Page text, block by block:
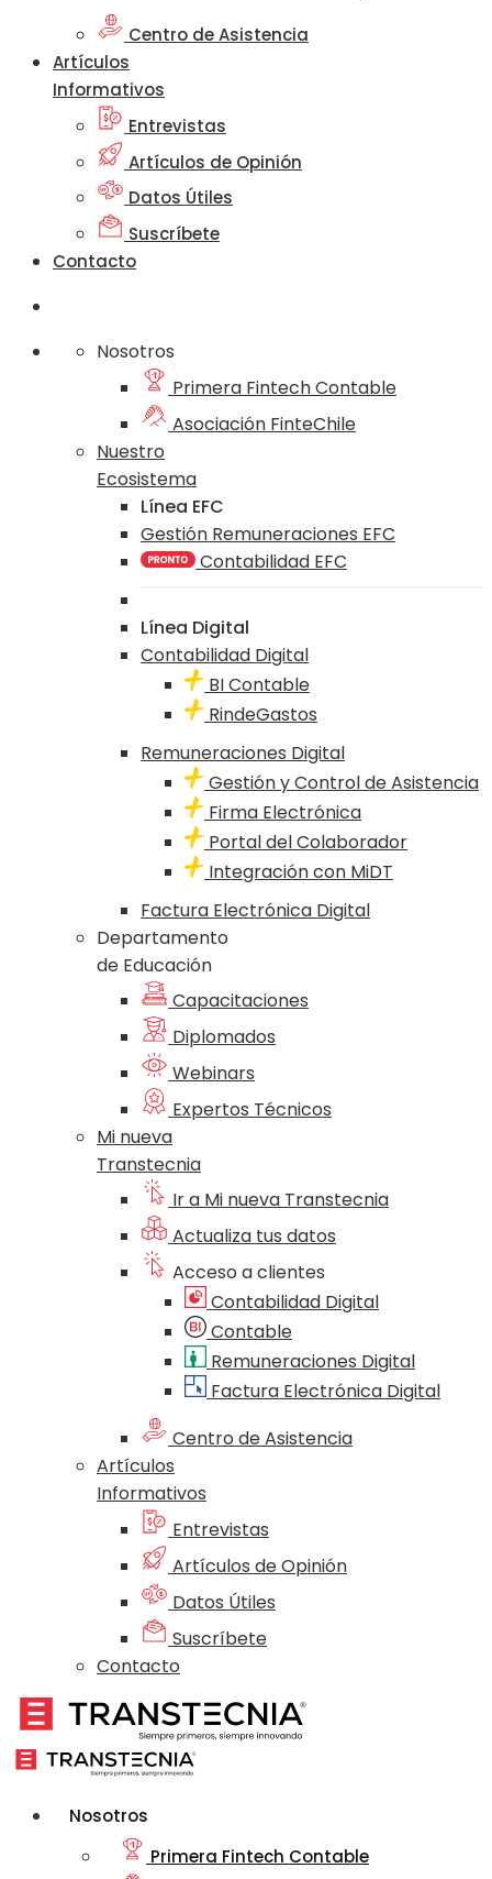
Centro de Asistencia
Artículos
Informativos
Entrevistas
Artículos de Opinión
Datos Útiles
Suscríbete
Contacto
Nosotros
Primera Fintech Contable
Asociación FinteChile
Nuestro
Ecosistema
Línea EFC
Gestión Remuneraciones EFC
Contabilidad EFC
Línea Digital
Contabilidad Digital
BI Contable
RindeGastos
Remuneraciones Digital
Gestión y Control de Asistencia
Firma Electrónica
Portal del Colaborador
Integración con MiDT
Factura Electrónica Digital
Departamento
de Educación
Capacitaciones
Diplomados
Webinars
Expertos Técnicos
Mi nueva
Transtecnia
Ir a Mi nueva Transtecnia
Actualiza tus datos
Acceso a clientes
Contabilidad Digital
Contable
Remuneraciones Digital
Factura Electrónica Digital
Centro de Asistencia
Artículos
Informativos
Entrevistas
Artículos de Opinión
Datos Útiles
Suscríbete
Contacto
Nosotros
Primera Fintech Contable